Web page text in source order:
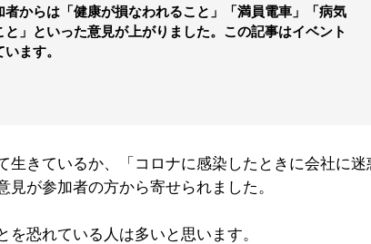
者からは「健康が損なわれること」「満員電車」「病気
」といった意見が上がりました。この記事はイベント
ます。
きているか、「コロナに感染したときに会社に迷
見が参加者の方から寄せられました。
を恐れている人は多いと思います。